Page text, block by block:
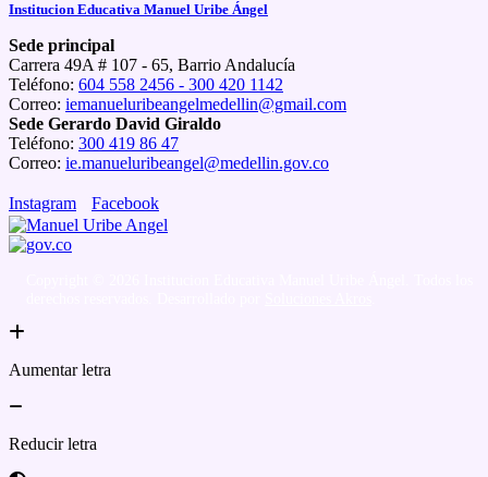
Institucion Educativa Manuel Uribe Ángel
Sede principal
Carrera 49A # 107 - 65, Barrio Andalucía
Teléfono: 604 558 2456 - 300 420 1142
Correo: iemanueluribeangelmedellin@gmail.com
Sede Gerardo David Giraldo
Teléfono: 300 419 86 47
Correo: ie.manueluribeangel@medellin.gov.co
Instagram Facebook
Aumentar letra
Reducir letra